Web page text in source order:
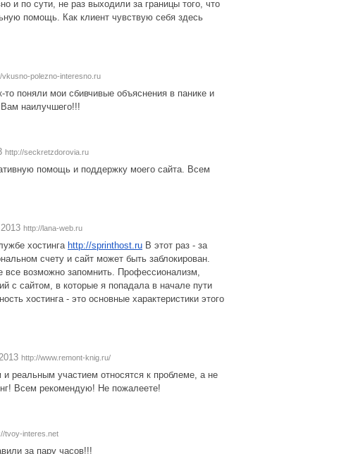
и по сути, не раз выходили за границы того, что
помощь. Как клиент чувствую себя здесь
vkusno-polezno-interesno.ru
поняли мои сбивчивые объяснения в панике и
Вам наилучшего!!!
http://seckretzdorovia.ru
помощь и поддержку моего сайта. Всем
http://lana-web.ru
хостинга http://sprinthost.ru В этот раз - за
счету и сайт может быть заблокирован.
возможно запомнить. Профессионализм,
с сайтом, в которые я попадала в начале пути
хостинга - это основные характеристики этого
http://www.remont-knig.ru/
реальным участием относятся к проблеме, а не
Всем рекомендую! Не пожалеете!
tvoy-interes.net
за пару часов!!!